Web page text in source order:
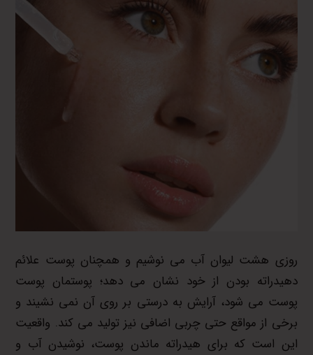
روزی هشت لیوان آب می نوشیم و همچنان پوست علائم
دهیدراته بودن از خود نشان می دهد؛ پوستمان پوست
پوست می شود، آرایش به درستی بر روی آن نمی نشیند و
برخی از مواقع حتی چربی اضافی نیز تولید می کند. واقعیت
این است که برای هیدراته ماندن پوست، نوشیدن آب و